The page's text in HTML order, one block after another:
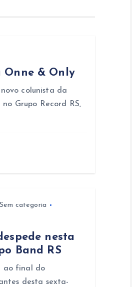
Onne & Only
colunista da
Grupo Record RS,
Sem categoria
nesta
Band RS
ao final do
desta sexta-